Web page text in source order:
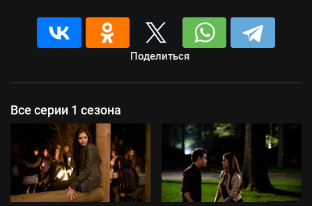
Поделиться
Все серии 1 сезона